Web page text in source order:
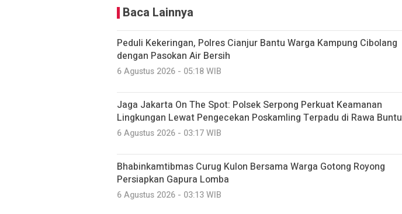
Baca Lainnya
Peduli Kekeringan, Polres Cianjur Bantu Warga Kampung Cibolang
dengan Pasokan Air Bersih
6 Agustus 2026 - 05:18 WIB
Jaga Jakarta On The Spot: Polsek Serpong Perkuat Keamanan
Lingkungan Lewat Pengecekan Poskamling Terpadu di Rawa Buntu
6 Agustus 2026 - 03:17 WIB
Bhabinkamtibmas Curug Kulon Bersama Warga Gotong Royong
Persiapkan Gapura Lomba
6 Agustus 2026 - 03:13 WIB